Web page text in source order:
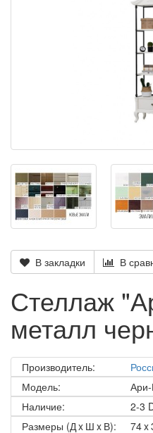
В закладки В
Стеллаж
металл
Производитель:
Модель:
Наличие:
2-3
Размеры (Д x Ш x В):
74 x